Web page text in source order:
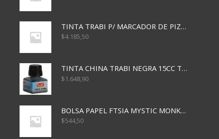
TINTA TRABI P/ MARCADOR DE PIZARRA x30ml ROJO
$4.185,50
TINTA CHINA TRABI NEGRA 15CC TR3460
$1.648,90
BOLSA PAPEL FTSIA MYSTIC MONKEY 14/08/20
$544,50